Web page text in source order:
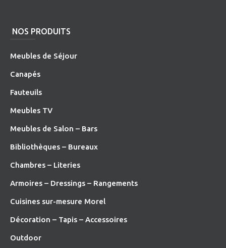
NOS PRODUITS
Meubles de Séjour
Canapés
Fauteuils
Meubles TV
Meubles de Salon – Bars
Bibliothèques – Bureaux
Chambres – Literies
Armoires – Dressings – Rangements
Cuisines sur-mesure Morel
Décoration – Tapis – Accessoires
Outdoor